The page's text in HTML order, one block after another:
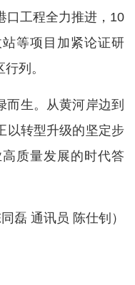
口工程全力推进，10
等项目加紧论证研
列。
而生。从黄河岸边到
以转型升级的坚定步
质量发展的时代答
同磊 通讯员 陈仕钊）